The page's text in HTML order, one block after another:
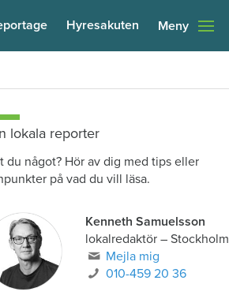
Hyresakuten Meny
lokala reporter
du något? Hör av dig med tips eller
på vad du vill läsa.
Kenneth Samuelsson
lokalredaktör– Stockholm
Mejla mig
010-459 20 36